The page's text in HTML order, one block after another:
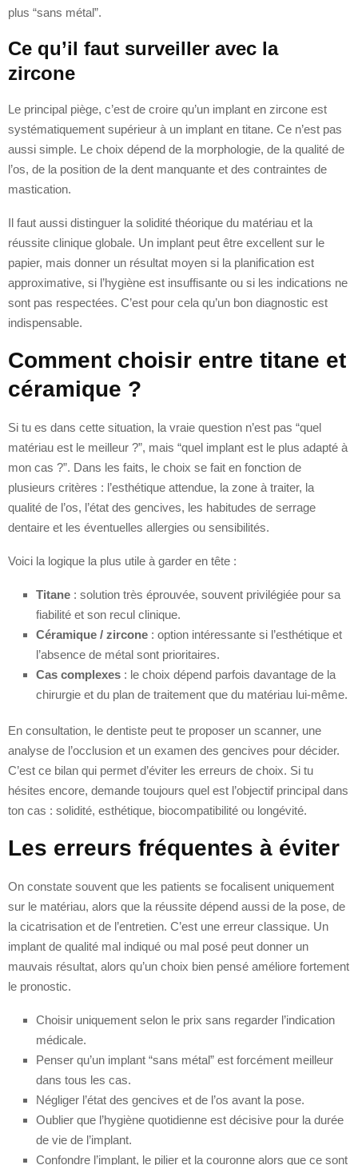
plus “sans métal”.
Ce qu’il faut surveiller avec la
zircone
Le principal piège, c’est de croire qu’un implant en zircone est
systématiquement supérieur à un implant en titane. Ce n’est pas
aussi simple. Le choix dépend de la morphologie, de la qualité de
l’os, de la position de la dent manquante et des contraintes de
mastication.
Il faut aussi distinguer la solidité théorique du matériau et la
réussite clinique globale. Un implant peut être excellent sur le
papier, mais donner un résultat moyen si la planification est
approximative, si l’hygiène est insuffisante ou si les indications ne
sont pas respectées. C’est pour cela qu’un bon diagnostic est
indispensable.
Comment choisir entre titane et
céramique ?
Si tu es dans cette situation, la vraie question n’est pas “quel
matériau est le meilleur ?”, mais “quel implant est le plus adapté à
mon cas ?”. Dans les faits, le choix se fait en fonction de
plusieurs critères : l’esthétique attendue, la zone à traiter, la
qualité de l’os, l’état des gencives, les habitudes de serrage
dentaire et les éventuelles allergies ou sensibilités.
Voici la logique la plus utile à garder en tête :
Titane : solution très éprouvée, souvent privilégiée pour sa
fiabilité et son recul clinique.
Céramique / zircone : option intéressante si l’esthétique et
l’absence de métal sont prioritaires.
Cas complexes : le choix dépend parfois davantage de la
chirurgie et du plan de traitement que du matériau lui-même.
En consultation, le dentiste peut te proposer un scanner, une
analyse de l’occlusion et un examen des gencives pour décider.
C’est ce bilan qui permet d’éviter les erreurs de choix. Si tu
hésites encore, demande toujours quel est l’objectif principal dans
ton cas : solidité, esthétique, biocompatibilité ou longévité.
Les erreurs fréquentes à éviter
On constate souvent que les patients se focalisent uniquement
sur le matériau, alors que la réussite dépend aussi de la pose, de
la cicatrisation et de l’entretien. C’est une erreur classique. Un
implant de qualité mal indiqué ou mal posé peut donner un
mauvais résultat, alors qu’un choix bien pensé améliore fortement
le pronostic.
Choisir uniquement selon le prix sans regarder l’indication
médicale.
Penser qu’un implant “sans métal” est forcément meilleur
dans tous les cas.
Négliger l’état des gencives et de l’os avant la pose.
Oublier que l’hygiène quotidienne est décisive pour la durée
de vie de l’implant.
Confondre l’implant, le pilier et la couronne alors que ce sont